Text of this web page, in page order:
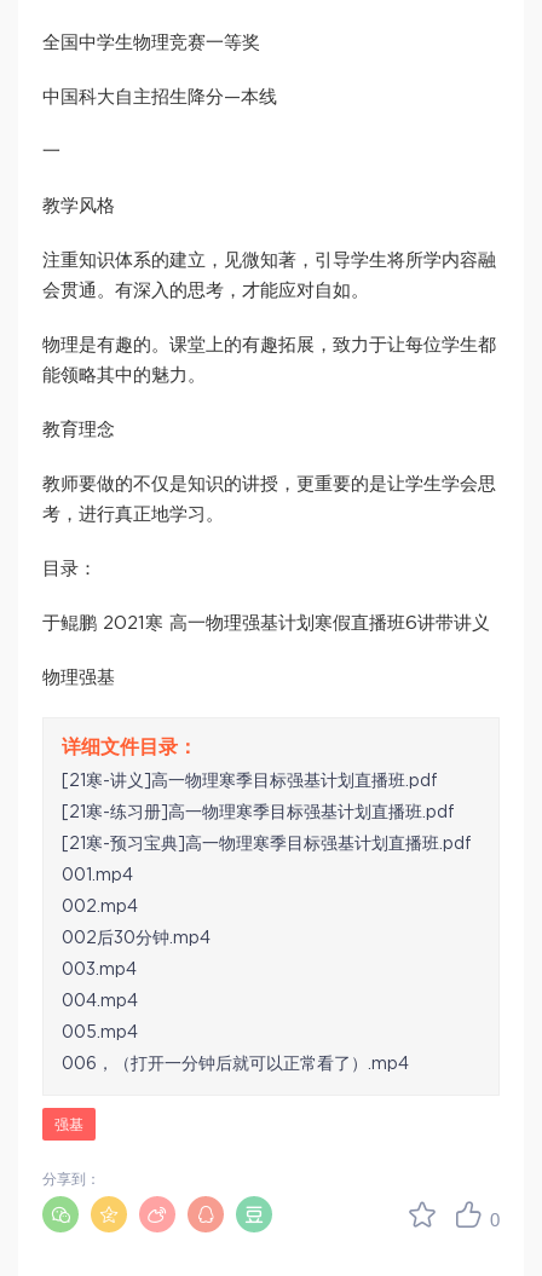
全国中学生物理竞赛一等奖
中国科大自主招生降分—本线
一
教学风格
注重知识体系的建立，见微知著，引导学生将所学内容融
会贯通。有深入的思考，才能应对自如。
物理是有趣的。课堂上的有趣拓展，致力于让每位学生都
能领略其中的魅力。
教育理念
教师要做的不仅是知识的讲授，更重要的是让学生学会思
考，进行真正地学习。
目录：
于鲲鹏 2021寒 高一物理强基计划寒假直播班6讲带讲义
物理强基
[21寒-讲义]高一物理寒季目标强基计划直播班.pdf
[21寒-练习册]高一物理寒季目标强基计划直播班.pdf
[21寒-预习宝典]高一物理寒季目标强基计划直播班.pdf
001.mp4
002.mp4
002后30分钟.mp4
003.mp4
004.mp4
005.mp4
006，（打开一分钟后就可以正常看了）.mp4
强基
0
分享到：